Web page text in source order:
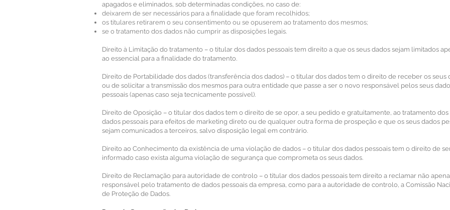
apagados e eliminados, sob determinadas condições, no caso de:
deixarem de ser necessários para a finalidade que foram recolhidos;
os titulares retirarem o seu consentimento ou se opuserem ao tratamento dos mesmos;
se o tratamento dos dados não cumprir as disposições legais.
Direito à Limitação do tratamento – o titular dos dados pessoais tem direito a que os seus dados sejam limitados
ao essencial para a finalidade do tratamento.
Direito de Portabilidade dos dados (transferência dos dados) – o titular dos dados tem o direito de receber os seus
ou de solicitar a transmissão dos mesmos para outra entidade que passe a ser o novo responsável pelos seus
pessoais (apenas caso seja tecnicamente possível).
Direito de Oposição – o titular dos dados tem o direito de se opor, a seu pedido e gratuitamente, ao tratamento dos
dados pessoais para efeitos de marketing direto ou de qualquer outra forma de prospeção e que os seus dados
sejam comunicados a terceiros, salvo disposição legal em contrário.
Direito ao Conhecimento da existência de uma violação de dados – o titular dos dados pessoais tem o direito de
informado caso exista alguma violação de segurança que comprometa os seus dados.
Direito de Reclamação para autoridade de controlo – o titular dos dados pessoais tem direito a reclamar não
responsável pelo tratamento de dados pessoais da empresa, como para a autoridade de controlo, a Comissão
de Proteção de Dados.